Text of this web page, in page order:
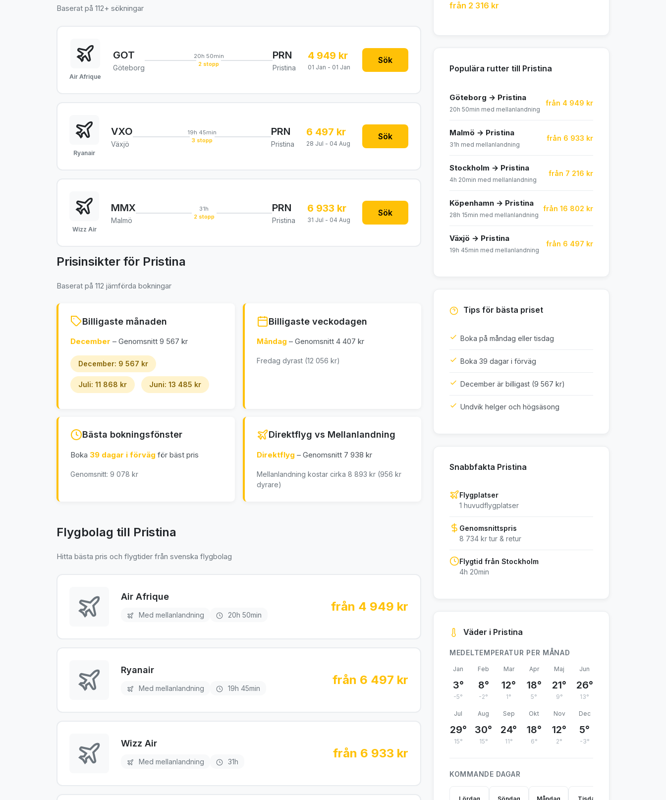
Baserat på 112+ sökningar
Air Afrique
GOT
Göteborg
20h 50min
2 stopp
PRN
Pristina
4 949 kr
01 Jan - 01 Jan
Sök
Ryanair
VXO
Växjö
19h 45min
3 stopp
PRN
Pristina
6 497 kr
28 Jul - 04 Aug
Sök
Wizz Air
MMX
Malmö
31h
2 stopp
PRN
Pristina
6 933 kr
31 Jul - 04 Aug
Sök
Prisinsikter för Pristina
Baserat på 112 jämförda bokningar
Billigaste månaden
December – Genomsnitt 9 567 kr
December: 9 567 kr
Juli: 11 868 kr Juni: 13 485 kr
Billigaste veckodagen
Måndag – Genomsnitt 4 407 kr
Fredag dyrast (12 056 kr)
Bästa bokningsfönster
Boka 39 dagar i förväg för bäst pris
Genomsnitt: 9 078 kr
Direktflyg vs Mellanlandning
Direktflyg – Genomsnitt 7 938 kr
Mellanlandning kostar cirka 8 893 kr (956 kr
dyrare)
Flygbolag till Pristina
Hitta bästa pris och flygtider från svenska flygbolag
Air Afrique
Med mellanlandning 20h 50min
från 4 949 kr
Ryanair
Med mellanlandning 19h 45min
från 6 497 kr
Wizz Air
Med mellanlandning 31h
från 6 933 kr
från 2 316 kr
Populära rutter till Pristina
Göteborg → Pristina
20h 50min med mellanlandning
från 4 949 kr
Malmö → Pristina
31h med mellanlandning
från 6 933 kr
Stockholm → Pristina
4h 20min med mellanlandning
från 7 216 kr
Köpenhamn → Pristina
28h 15min med mellanlandning
från 16 802 kr
Växjö → Pristina
19h 45min med mellanlandning
från 6 497 kr
Tips för bästa priset
Boka på måndag eller tisdag
Boka 39 dagar i förväg
December är billigast (9 567 kr)
Undvik helger och högsäsong
Snabbfakta Pristina
Flygplatser
1 huvudflygplatser
Genomsnittspris
8 734 kr tur & retur
Flygtid från Stockholm
4h 20min
Väder i Pristina
MEDELTEMPERATUR PER MÅNAD
Jan
3°
-5°
Feb
8°
-2°
Mar
12°
1°
Apr
18°
5°
Maj
21°
9°
Jun
26°
13°
Jul
29°
15°
Aug
30°
15°
Sep
24°
11°
Okt
18°
6°
Nov
12°
2°
Dec
5°
-3°
KOMMANDE DAGAR